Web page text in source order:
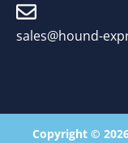
sales@hound-
Copyright ©